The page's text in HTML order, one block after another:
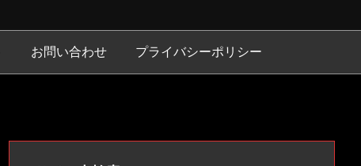
お問い合わせ プライバシーポリシー